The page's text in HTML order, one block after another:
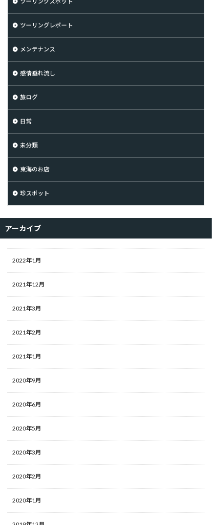
ツーリングレポート
メンテナンス
感情垂れ流し
旅ログ
日常
未分類
東海のお店
珍スポット
アーカイブ
2022年1月
2021年12月
2021年3月
2021年2月
2021年1月
2020年9月
2020年6月
2020年5月
2020年3月
2020年2月
2020年1月